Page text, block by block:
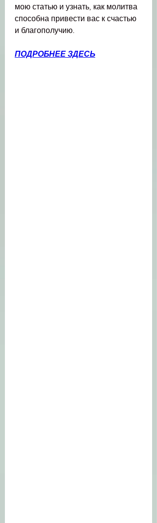
мою статью и узнать, как молитва
способна привести вас к счастью
и благополучию.
ПОДРОБНЕЕ ЗДЕСЬ